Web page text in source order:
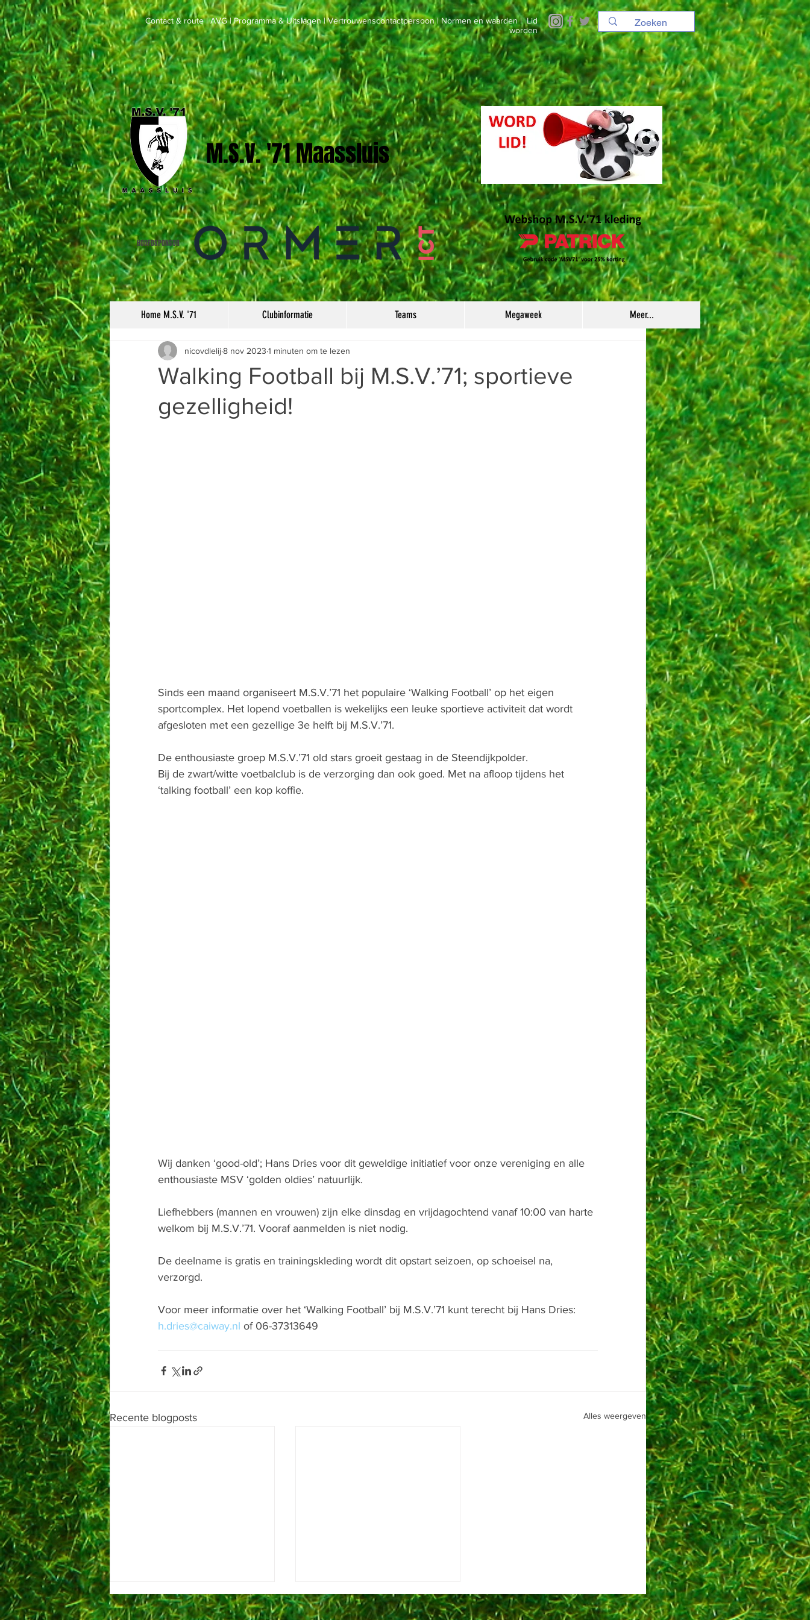
Contact & route|AVG|Programma & Uitslagen|Vertrouwenscontactpersoon|Normen en waarden|Lid
worden
M.S.V. '71 Maassluis
HOOFDSPONSOR
Home M.S.V. '71 Clubinformatie Teams Megaweek Meer...
Walking Football bij M.S.V.’71; sportieve
gezelligheid!
nicovdlelij8 nov 2023 1 minuten om te lezen
Sinds een maand organiseert M.S.V.’71 het populaire ‘Walking Football’ op het eigen
sportcomplex. Het lopend voetballen is wekelijks een leuke sportieve activiteit dat wordt
afgesloten met een gezellige 3e helft bij M.S.V.’71.
De enthousiaste groep M.S.V.’71 old stars groeit gestaag in de Steendijkpolder.
Bij de zwart/witte voetbalclub is de verzorging dan ook goed. Met na afloop tijdens het
‘talking football’ een kop koffie.
Wij danken ‘good-old’; Hans Dries voor dit geweldige initiatief voor onze vereniging en alle
enthousiaste MSV ‘golden oldies’ natuurlijk.
Liefhebbers (mannen en vrouwen) zijn elke dinsdag en vrijdagochtend vanaf 10:00 van harte
welkom bij M.S.V.’71. Vooraf aanmelden is niet nodig.
De deelname is gratis en trainingskleding wordt dit opstart seizoen, op schoeisel na,
verzorgd.
Voor meer informatie over het ‘Walking Football’ bij M.S.V.’71 kunt terecht bij Hans Dries:
h.dries@caiway.nl of 06-37313649
Recente blogposts Alles weergeven